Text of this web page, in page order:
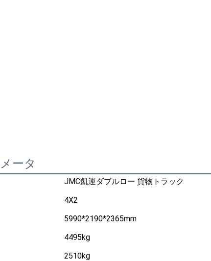
ータ
JMC凱運ダブルロー 貨物トラック
4X2
5990*2190*2365mm
4495kg
2510kg